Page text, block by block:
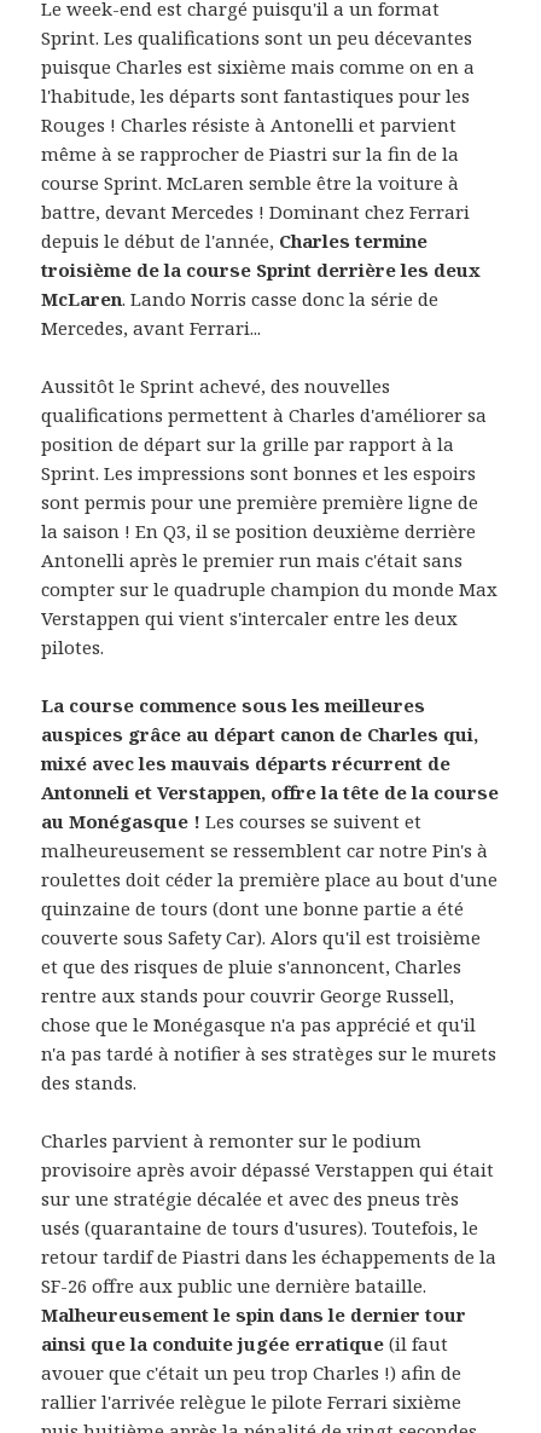
Le week-end est chargé puisqu'il a un format
Sprint. Les qualifications sont un peu décevantes
puisque Charles est sixième mais comme on en a
l'habitude, les départs sont fantastiques pour les
Rouges ! Charles résiste à Antonelli et parvient
même à se rapprocher de Piastri sur la fin de la
course Sprint. McLaren semble être la voiture à
battre, devant Mercedes ! Dominant chez Ferrari
depuis le début de l'année, Charles termine
troisième de la course Sprint derrière les deux
McLaren. Lando Norris casse donc la série de
Mercedes, avant Ferrari...
Aussitôt le Sprint achevé, des nouvelles
qualifications permettent à Charles d'améliorer sa
position de départ sur la grille par rapport à la
Sprint. Les impressions sont bonnes et les espoirs
sont permis pour une première première ligne de
la saison ! En Q3, il se position deuxième derrière
Antonelli après le premier run mais c'était sans
compter sur le quadruple champion du monde Max
Verstappen qui vient s'intercaler entre les deux
pilotes.
La course commence sous les meilleures
auspices grâce au départ canon de Charles qui,
mixé avec les mauvais départs récurrent de
Antonneli et Verstappen, offre la tête de la course
au Monégasque ! Les courses se suivent et
malheureusement se ressemblent car notre Pin's à
roulettes doit céder la première place au bout d'une
quinzaine de tours (dont une bonne partie a été
couverte sous Safety Car). Alors qu'il est troisième
et que des risques de pluie s'annoncent, Charles
rentre aux stands pour couvrir George Russell,
chose que le Monégasque n'a pas apprécié et qu'il
n'a pas tardé à notifier à ses stratèges sur le murets
des stands.
Charles parvient à remonter sur le podium
provisoire après avoir dépassé Verstappen qui était
sur une stratégie décalée et avec des pneus très
usés (quarantaine de tours d'usures). Toutefois, le
retour tardif de Piastri dans les échappements de la
SF-26 offre aux public une dernière bataille.
Malheureusement le spin dans le dernier tour
ainsi que la conduite jugée erratique (il faut
avouer que c'était un peu trop Charles !) afin de
rallier l'arrivée relègue le pilote Ferrari sixième